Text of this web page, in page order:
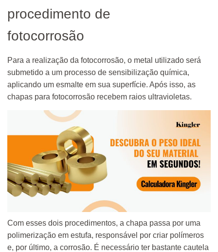
procedimento de
fotocorrosão
Para a realização da fotocorrosão, o metal utilizado será
submetido a um processo de sensibilização química,
aplicando um esmalte em sua superfície. Após isso, as
chapas para fotocorrosão recebem raios ultravioletas.
Com esses dois procedimentos, a chapa passa por uma
polimerização em estufa, responsável por criar polímeros
e, por último, a corrosão. É necessário ter bastante cautela